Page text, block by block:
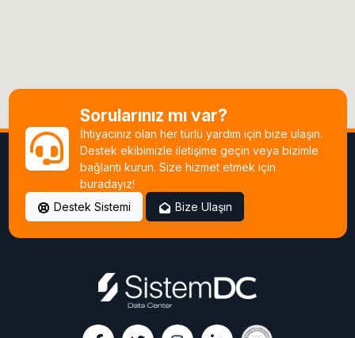
Sorularınız mı var?
İhtiyacınız olan her türlü yardım için bize ulaşın.
Destek ekibimizle iletişime geçin veya bizimle
bağlantı kurun. Size hizmet etmek için
buradayız!
Destek Sistemi
Bize Ulaşın